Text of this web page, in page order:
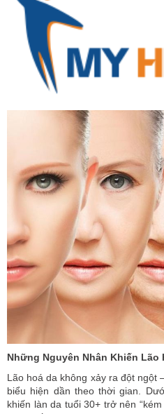
Những Nguyên Nhân Khiến Lão
Lão hoá da không xảy ra đột ngột
biểu hiện dần theo thời gian.
khiến làn da tuổi 30+ trở nên